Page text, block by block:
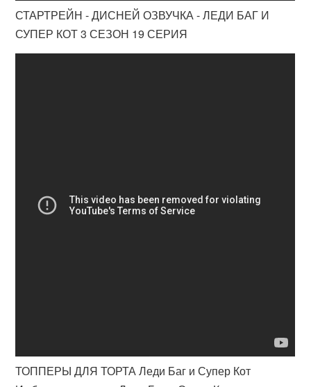
СТАРТРЕЙН - ДИСНЕЙ ОЗВУЧКА - ЛЕДИ БАГ И
СУПЕР КОТ 3 СЕЗОН 19 СЕРИЯ
ТОППЕРЫ ДЛЯ ТОРТА Леди Баг и Супер Кот